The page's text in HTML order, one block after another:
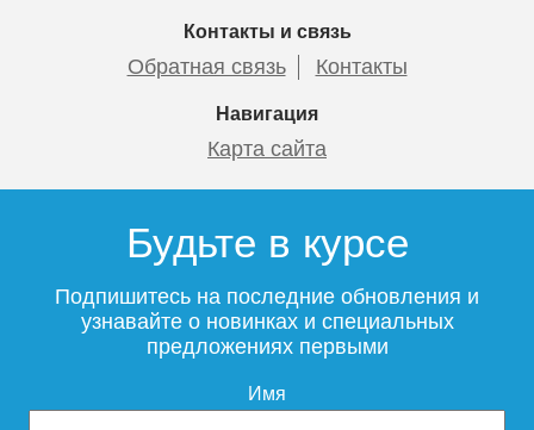
Контакты и связь
Обратная связь Контакты
Навигация
Карта сайта
Будьте в курсе
Подпишитесь на последние обновления и
узнавайте о новинках и специальных
предложениях первыми
Имя